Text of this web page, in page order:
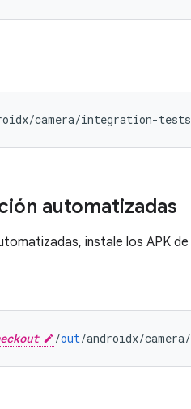
/camera/integration-tests
automatizadas
instale los APK de
/out/androidx/camera/